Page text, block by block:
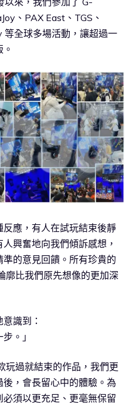
、PAX East、TGS、
全球多場活動，讓超過一
應，有人在試玩結束後靜
興奮地向我們傾訴感想，
的意見回饋。所有珍貴的
廓比我們原先想像的更加深
識到：
。」
玩過就結束的作品，我們更
，會長留心中的體驗。為
須以更充足、更毫無保留